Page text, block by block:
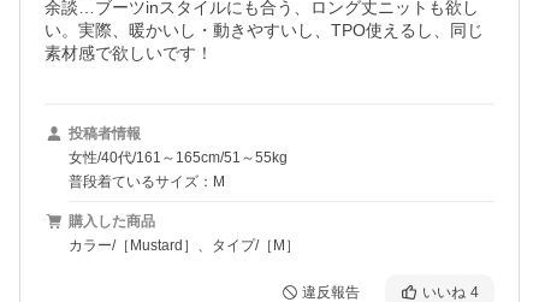
余談…ブーツinスタイルにも合う、ロング丈ニットも欲し
い。実際、暖かいし・動きやすいし、TPO使えるし、同じ
素材感で欲しいです！
投稿者情報
女性/40代/161～165cm/51～55kg
普段着ているサイズ：M
購入した商品
カラー/［Mustard］、タイプ/［M］
違反報告 いいね 4